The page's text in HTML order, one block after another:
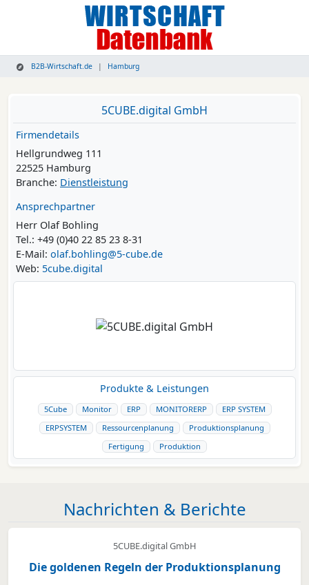
B2B-Wirtschaft.de Hamburg
5CUBE.digital GmbH
Firmendetails
Hellgrundweg 111
22525 Hamburg
Branche: Dienstleistung
Ansprechpartner
Herr Olaf Bohling
Tel.: +49 (0)40 22 85 23 8-31
E-Mail: olaf.bohling@5-cube.de
Web: 5cube.digital
Produkte & Leistungen
5Cube Monitor ERP MONITORERP
ERP SYSTEM
ERPSYSTEM
Ressourcenplanung
Produktionsplanung
Fertigung
Produktion
Nachrichten & Berichte
5CUBE.digital GmbH
Die goldenen Regeln der Produktionsplanung